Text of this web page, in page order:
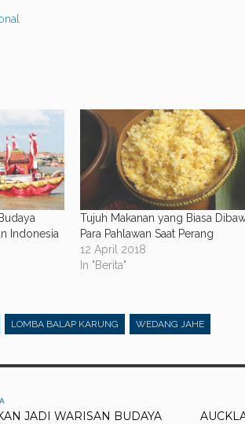
Indonesia
Tujuh Makanan yang Biasa
Para Pahlawan Saat Perang
12 April 2018
In "Berita"
LOMBA BALAP KARUNG WEDANG JAHE
JADI WARISAN BUDAYA